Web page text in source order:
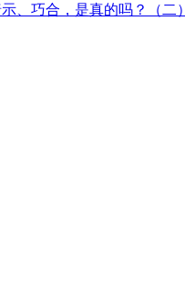
、巧合，是真的吗？（二）